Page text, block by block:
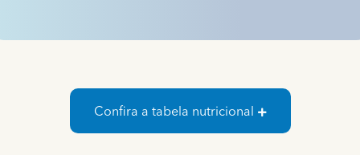
Confira a tabela nutricional